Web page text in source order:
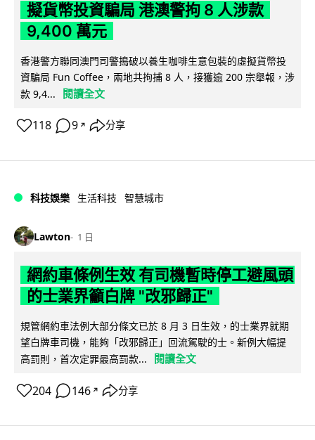
擬貨幣投資騙局 港澳警拘 8 人涉款
9,400 萬元
香港警方聯同澳門司警搗破以養生咖啡生意包裝的虛擬貨幣投
資騙局 Fun Coffee，兩地共拘捕 8 人，接獲逾 200 宗舉報，涉
款 9,4...
閱讀全文
118 9 ↗ 分享
科技娛樂 生活科技 智慧城市
Lawton 1 日
網約車條例生效 有司機暫時停工避風頭
的士業界籲白牌 "改邪歸正"
規管網約車法例大部分條文已於 8 月 3 日生效，的士業界就期
望白牌車司機，能夠「改邪歸正」回流駕駛的士。新例大幅提
高罰則，首次定罪最高罰款...
閱讀全文
204 146 ↗ 分享